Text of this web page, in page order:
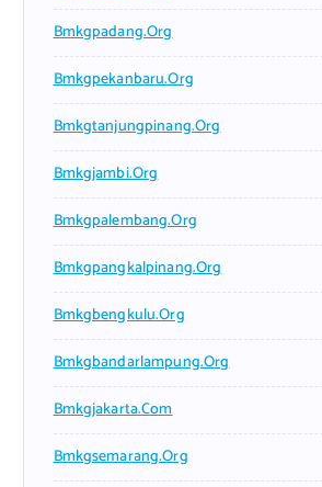
Bmkgpadang.org
Bmkgpekanbaru.org
Bmkgtanjungpinang.org
Bmkgjambi.org
Bmkgpalembang.org
Bmkgpangkalpinang.org
Bmkgbengkulu.org
Bmkgbandarlampung.org
Bmkgjakarta.com
Bmkgsemarang.org